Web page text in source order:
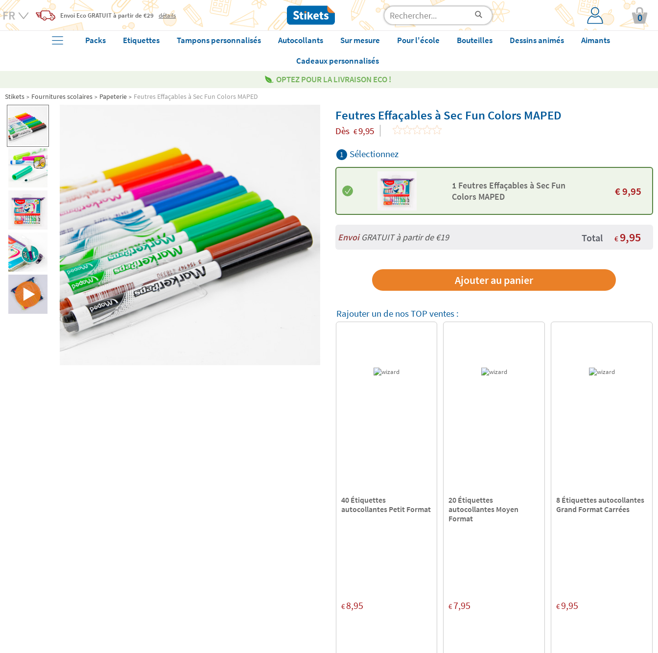
Envoi EcoGRATUITà partir de €29 détails 0
Packs Etiquettes Tampons personnalisés Autocollants Sur mesure Pour l'école Bouteilles Dessins animés
Aimants
Cadeaux personnalisés
OPTEZ POUR LA LIVRAISON ECO !
Stikets Fournitures scolaires Papeterie Feutres Effaçables à Sec Fun Colors MAPED
Feutres Effaçables à Sec Fun Colors MAPED
Dès €9,95
1 Sélectionnez
1 Feutres Effaçables à Sec Fun
Colors MAPED
€9,95
EnvoiGRATUIT à partir de €19 Total € 9,95
Rajouter un de nos TOP ventes :
40 Étiquettes
autocollantes Petit Format
€8,95
20 Étiquettes
autocollantes Moyen
Format
€7,95
8 Étiquettes autocollantes
Grand Format Carrées
€9,95